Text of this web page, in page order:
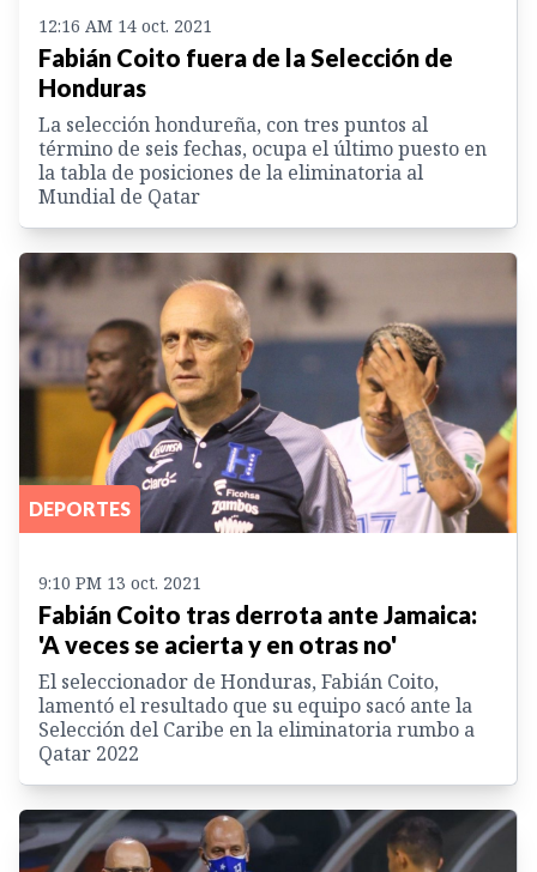
12:16 AM 14 oct. 2021
Fabián Coito fuera de la Selección de
Honduras
La selección hondureña, con tres puntos al
término de seis fechas, ocupa el último puesto en
la tabla de posiciones de la eliminatoria al
Mundial de Qatar
DEPORTES
9:10 PM 13 oct. 2021
Fabián Coito tras derrota ante Jamaica:
'A veces se acierta y en otras no'
El seleccionador de Honduras, Fabián Coito,
lamentó el resultado que su equipo sacó ante la
Selección del Caribe en la eliminatoria rumbo a
Qatar 2022